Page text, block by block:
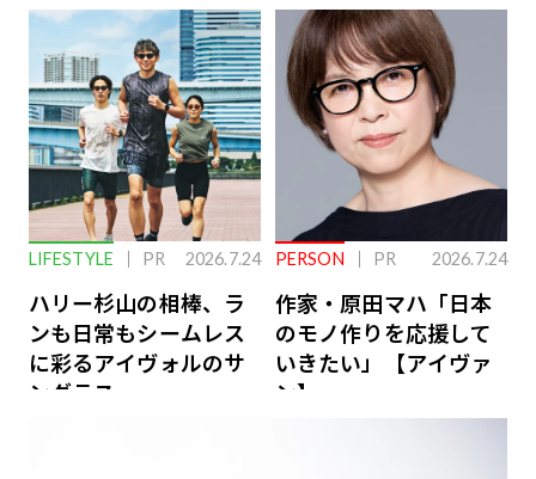
下を救う、脳のインナ
ーケアとは
LIFESTYLE PR 2026.7.24
ハリー杉山の相棒、ラ
ンも日常もシームレス
に彩るアイヴォルのサ
ングラス
PERSON PR 2026.7.24
作家・原田マハ「日本
のモノ作りを応援して
いきたい」【アイヴァ
ン】